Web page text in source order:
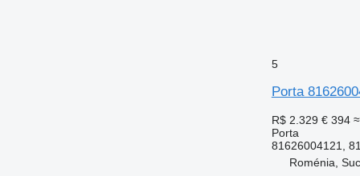
5
Porta
R$ 2.329 € 394
Porta
81626004121,
Roménia,